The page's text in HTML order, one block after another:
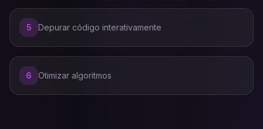
5 Depurar código interativamente
6 Otimizar algoritmos